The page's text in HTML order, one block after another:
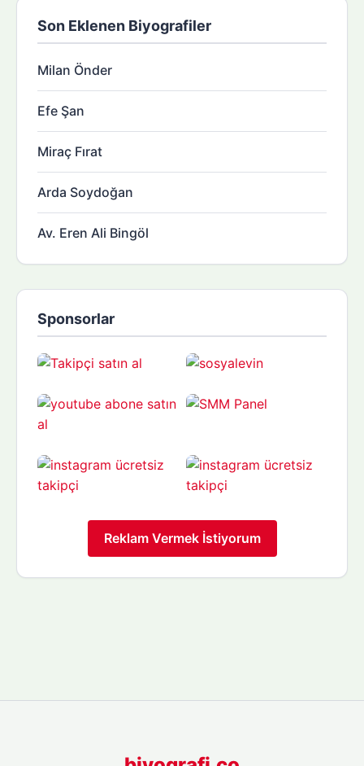
Son Eklenen Biyografiler
Milan Önder
Efe Şan
Miraç Fırat
Arda Soydoğan
Av. Eren Ali Bingöl
Sponsorlar
Reklam Vermek İstiyorum